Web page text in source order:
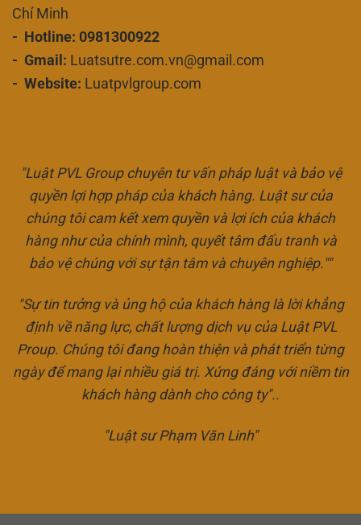
Chí Minh
- Hotline: 0981300922
- Gmail: Luatsutre.com.vn@gmail.com
- Website: Luatpvlgroup.com
"Luật PVL Group chuyên tư vấn pháp luật và bảo vệ
quyền lợi hợp pháp của khách hàng. Luật sư của
chúng tôi cam kết xem quyền và lợi ích của khách
hàng như của chính mình, quyết tâm đấu tranh và
bảo vệ chúng với sự tận tâm và chuyên nghiệp.""
"Sự tin tưởng và ủng hộ của khách hàng là lời khẳng
định về năng lực, chất lượng dịch vụ của Luật PVL
Proup. Chúng tôi đang hoàn thiện và phát triển từng
ngày để mang lại nhiều giá trị. Xứng đáng với niềm tin
khách hàng dành cho công ty"..
"Luật sư Phạm Văn Linh"